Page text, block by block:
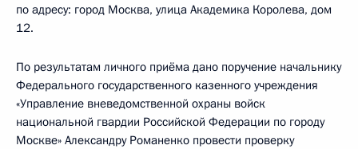
по адресу: город Москва, улица Академика Королева, дом
12.
По результатам личного приёма дано поручение начальнику
Федерального государственного казенного учреждения
«Управление вневедомственной охраны войск
национальной гвардии Российской Федерации по городу
Москве» Александру Романенко провести проверку